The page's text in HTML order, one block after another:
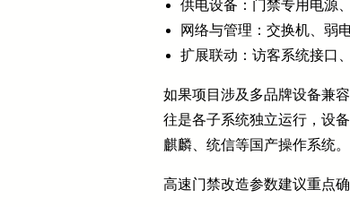
供电设备：门禁专用电源
网络与管理：交换机、弱
扩展联动：访客系统接口
如果项目涉及多品牌设备兼
往是各子系统独立运行，设
麒麟、统信等国产操作系统。
高速门禁改造参数建议重点确